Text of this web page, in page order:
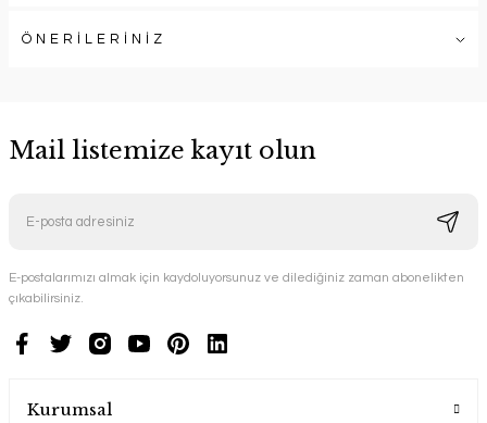
ÖNERİLERİNİZ
Mail listemize kayıt olun
E-postalarımızı almak için kaydoluyorsunuz ve dilediğiniz zaman abonelikten
çıkabilirsiniz.
Kurumsal